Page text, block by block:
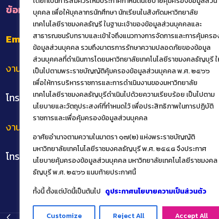
บุคคล เพื่อให้บุคลากรนักศึกษา นักเรียนในสังกัดมหาวิทยาลัย
เทคโนโลยีราชมงคลธัญรี ในฐานะเจ้าของข้อมูลส่วนบุคคลและ
สาธารณชนรับทราบและเข้าใจถึงแนวทางการจัดการและการคุ้มครอ
ข้อมูลส่วนบุคคล รวมถึงมาตรการรักษาความปลอดภัยของข้อมูล
ส่วนบุคคลที่ดำเนินการโดยมหาวิทยาลัยเทคโนโลยีราชมงคลธัญบุรี
เป็นไปตามพระราชบัญญัติคุ้มครองข้อมูลส่วนบุคคล พ.ศ. ๒๕๖๖
เพื่อให้การบริหารราชการและการดำเนินงานของมหาวิทยาลัย
เทคโนโลยีราชมงคลธัญบุรีดำเนินไปด้วยความเรียบร้อย เป็นไปตาม
นโยบายและวัตถุประสงค์ที่กำหนดไว้ เพื่อประสิทธิภาพในการปฏิบัติ
ราชการและเพื่อคุ้มครองข้อมูลส่วนบุคคล
อาศัยอำนาจตามความในมาตรา ๑๗(๒) แห่งพระราชบัญญัติ
มหาวิทยาลัยเทคโนโลยีราชมงคลธัญบุรี พ.ศ. ๒๕๔๘ จึงประกาศ
นโยบายคุ้มครองข้อมูลส่วนบุคคล มหาวิทยาลัยเทคโนโลยีราชมงคล
ธัญบุรี พ.ศ. ๒๕๖๖ แนบท้ายประกาศนี้
ทั้งนี้ ตั้งแต่บัดนี้เป็นต้นไป ดูประกาศนโยบายความเป็นส่วนตัว
Customize Reject All Accept All
ข้อมูลการติดต่อหน่วยงานภายในคณะ
Email : het@rmutt.ac.th
งานทะเบียนและบริการนักศึกษาแบบเบ็ดเสร็จ
โทร.02 549 3159
งานสหกิจศึกษาและฝึกงาน
โทร.02 549 3162